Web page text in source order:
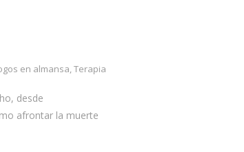
en almansa,Terapia
desde
afrontar la muerte